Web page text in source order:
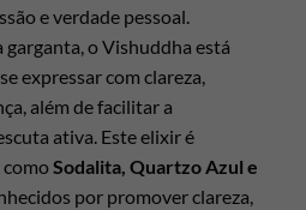
e verdade pessoal.
garganta, o Vishuddha está
expressar com clareza,
além de facilitar a
ativa. Este elixir é
Sodalita, Quartzo Azul e
por promover clareza,